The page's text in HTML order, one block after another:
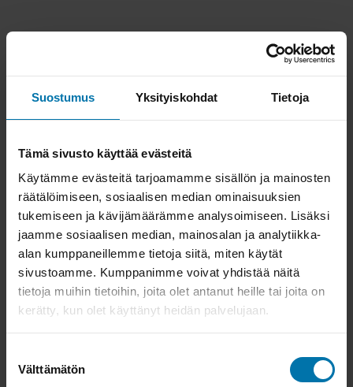
Suostumus Yksityiskohdat Tietoja
Tämä sivusto käyttää evästeitä
Käytämme evästeitä tarjoamamme sisällön ja mainosten
räätälöimiseen, sosiaalisen median ominaisuuksien
tukemiseen ja kävijämäärämme analysoimiseen. Lisäksi
jaamme sosiaalisen median, mainosalan ja analytiikka-
alan kumppaneillemme tietoja siitä, miten käytät
sivustoamme. Kumppanimme voivat yhdistää näitä
tietoja muihin tietoihin, joita olet antanut heille tai joita on
kerätty, kun olet käyttänyt heidän palvelujaan.
valinta
Välttämätön